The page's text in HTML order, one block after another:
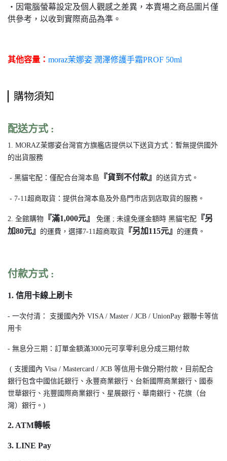
‧ 因電腦螢幕設定及個人觀感之差異，本賣場之商品圖片僅
供參考，以收到實際商品為準。
其他容量： moraz茉娜姿 潤澤修護手霜PROF 50ml
購物須知
配送方式 :
1. MORAZ茉娜姿台灣官方旗艦店提供以下送貨方式：暫無提供國外
的出貨服務
- 黑貓宅配：僅配合台灣本島 『貨到不付款』 的送貨方式。
- 7-11超商取貨：提供台灣本島及外島門市店到店取貨的服務。
2. 全館購物 『滿1,000元』 免運 ; 未達免運金額時 黑貓宅配 『另
加80元』 的運費，選擇7-11超商取貨 『另加115元』 的運費。
付款方式 :
1. 信用卡線上刷卡
- 一次付清： 支援國內外 VISA / Master / JCB / UnionPay 銀聯卡等信
用卡
- 無息分三期：訂單金額滿3000元可享零利息分成三期付款
( 支援國內 Visa / Mastercard / JCB 等信用卡做分期付款，目前配合
銀行包含中國信託銀行、永豐商業銀行、台新國際商業銀行、國泰
世華銀行、兆豐國際商業銀行、星展銀行、華南銀行、花旗（台
灣）銀行。)
2. ATM轉帳
3. LINE Pay